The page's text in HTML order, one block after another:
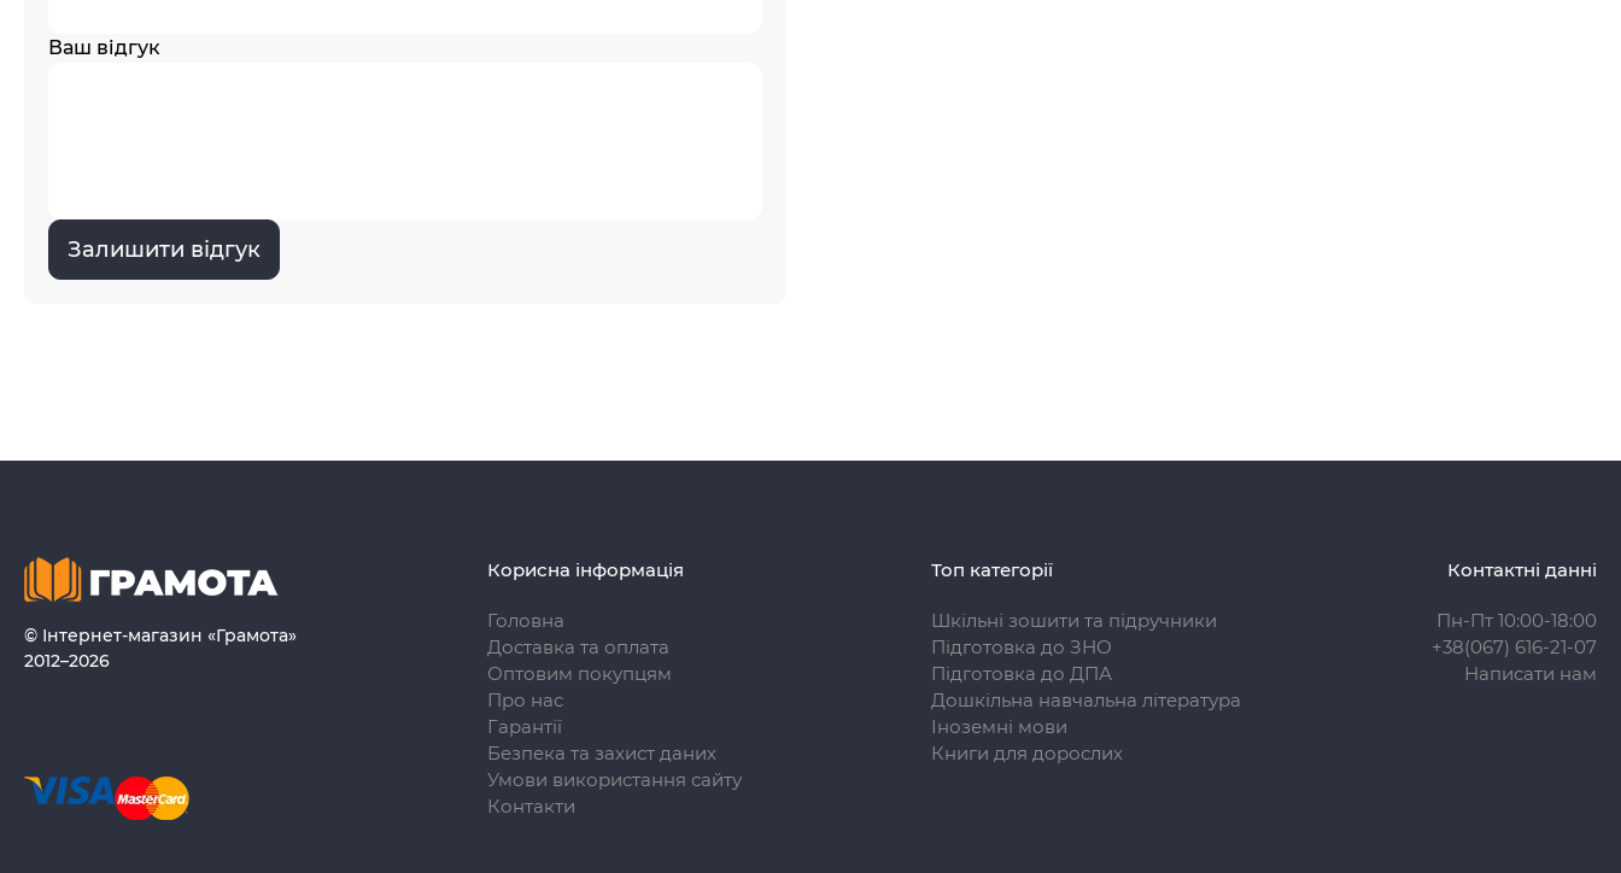
Ваш відгук
Залишити відгук
© Інтернет-магазин «Грамота»
2012–2026
Корисна інформація
Головна
Доставка та оплата
Оптовим покупцям
Про нас
Гарантії
Безпека та захист даних
Умови використання сайту
Контакти
Топ категорії
Шкільні зошити та підручники
Підготовка до ЗНО
Підготовка до ДПА
Дошкільна навчальна література
Іноземні мови
Книги для дорослих
Контактні данні
Пн-Пт 10:00-18:00
+38(067) 616-21-07
Написати нам